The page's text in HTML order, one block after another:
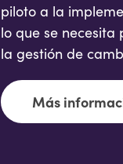
piloto a la
lo que se
la gestión de
Más